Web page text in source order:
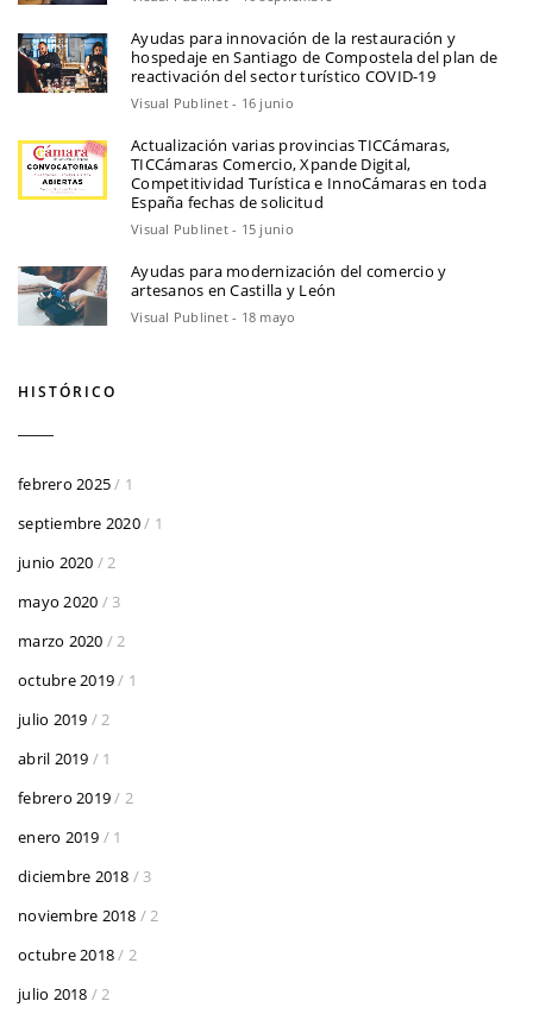
Ayudas para innovación de la restauración y
hospedaje en Santiago de Compostela del plan de
reactivación del sector turístico COVID-19
Visual Publinet - 16 junio
Actualización varias provincias TICCámaras,
TICCámaras Comercio, Xpande Digital,
Competitividad Turística e InnoCámaras en toda
España fechas de solicitud
Visual Publinet - 15 junio
Ayudas para modernización del comercio y
artesanos en Castilla y León
Visual Publinet - 18 mayo
HISTÓRICO
febrero 2025/ 1
septiembre 2020/ 1
junio 2020 / 2
mayo 2020 / 3
marzo 2020 / 2
octubre 2019/ 1
julio 2019 / 2
abril 2019 / 1
febrero 2019/ 2
enero 2019 / 1
diciembre 2018 / 3
noviembre 2018 / 2
octubre 2018/ 2
julio 2018 / 2